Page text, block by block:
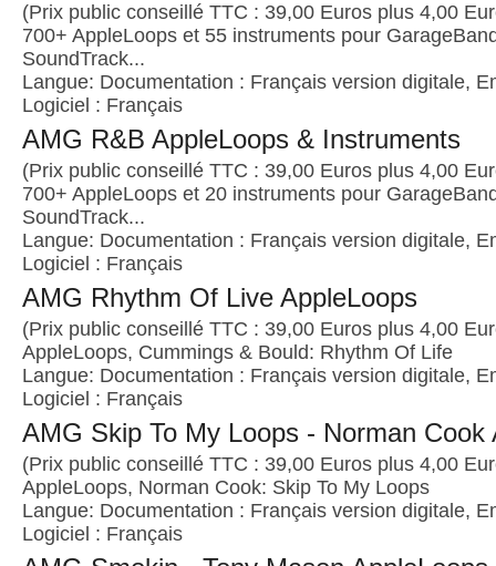
(Prix public conseillé TTC : 39,00 Euros plus 4,00
700+ AppleLoops et 55 instruments pour
SoundTrack...
Langue: Documentation : Français version digitale,
Logiciel : Français
AMG R&B AppleLoops & Instruments
(Prix public conseillé TTC : 39,00 Euros plus 4,00
700+ AppleLoops et 20 instruments pour
SoundTrack...
Langue: Documentation : Français version digitale,
Logiciel : Français
AMG Rhythm Of Live AppleLoops
(Prix public conseillé TTC : 39,00 Euros plus 4,00
AppleLoops, Cummings & Bould: Rhythm Of Life
Langue: Documentation : Français version digitale,
Logiciel : Français
AMG Skip To My Loops - Norman Cook
(Prix public conseillé TTC : 39,00 Euros plus 4,00
AppleLoops, Norman Cook: Skip To My Loops
Langue: Documentation : Français version digitale,
Logiciel : Français